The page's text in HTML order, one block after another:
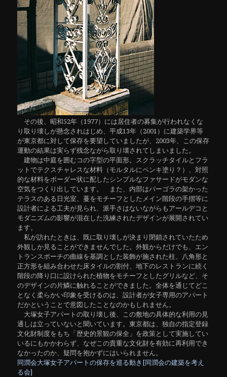
その後、昭和52年（1977）には居住者の募集が行われなくな
り取り壊しが懸念されはじめ、平成13年（2001）に建築学界等
が東京都に対して保存を要望していましたが、2003年、この保存
運動の結果は実らず残念ながら取り壊されてしまいました。
建物は中庭を囲むコの字型の平面形。スクラッチタイルとフラ
ットでテクスチャレスな材料（モルタルにペンキ塗り？）、対照
的な材料をボーダー状に配したシンプルなファサードがモダンな
空気をつくり出しています。 また、内部はパーゴラの架かった
テラスのある日光室、蔓をモチーフとしたメイン階段の手摺等に
設計者による工夫が見られ、派手さはないながらもアールデコと
モダニズムの影響が混在した洗練されたデザインが展開されてい
ます。
私が訪れたときは、既に取り壊しが決まり閉鎖されていたため
外観しか見ることができませんでした。外観からだけでも、エン
トランスポーチの曲線を基調とした装飾が施された柱、八角形と
正方形を組み合わせた床タイルの割付、地下のレストランに続く
階段の降り口に設けられた植物をモチーフとしたグリルなど、そ
のデザインの片鱗に触れることができました。全体を通じてどこ
となく柔らかい印象を受けるのは、設計者が女子専用のアパート
だかということで意図したことなのかもしれません。
大塚女子アパートの取り壊し後、この敷地の具体的な利用の見
通しは立っていないと聞いています。東京都は、独自の指定登録
文化財制度をもち「歴史的景観の保全」を政策として実施してい
いるにもかかわらず、なぜこの貴重な文化財を有効に再利用でき
なかったのか、疑問を抱かずにはいられません。
同潤会大塚女子アパートの保存を巡る動き[同潤会の建築を考え
る会]